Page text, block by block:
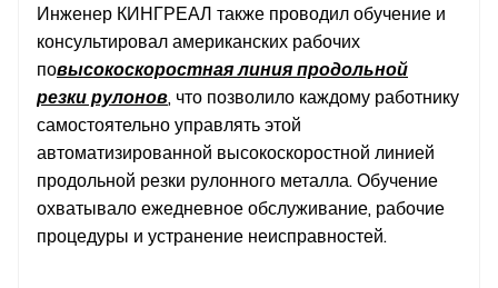
Инженер КИНГРЕАЛ также проводил обучение и
консультировал американских рабочих
повысокоскоростная линия продольной
резки рулонов, что позволило каждому работнику
самостоятельно управлять этой
автоматизированной высокоскоростной линией
продольной резки рулонного металла. Обучение
охватывало ежедневное обслуживание, рабочие
процедуры и устранение неисправностей.